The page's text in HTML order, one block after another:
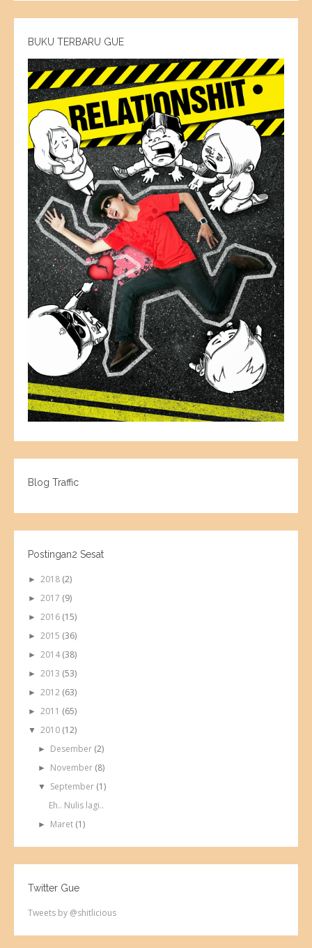
BUKU TERBARU GUE
Blog Traffic
Postingan2 Sesat
► 2018 (2)
► 2017 (9)
► 2016 (15)
► 2015 (36)
► 2014 (38)
► 2013 (53)
► 2012 (63)
► 2011 (65)
▼ 2010 (12)
► Desember (2)
► November (8)
▼ September (1)
Eh.. Nulis lagi..
► Maret (1)
Twitter Gue
Tweets by @shitlicious